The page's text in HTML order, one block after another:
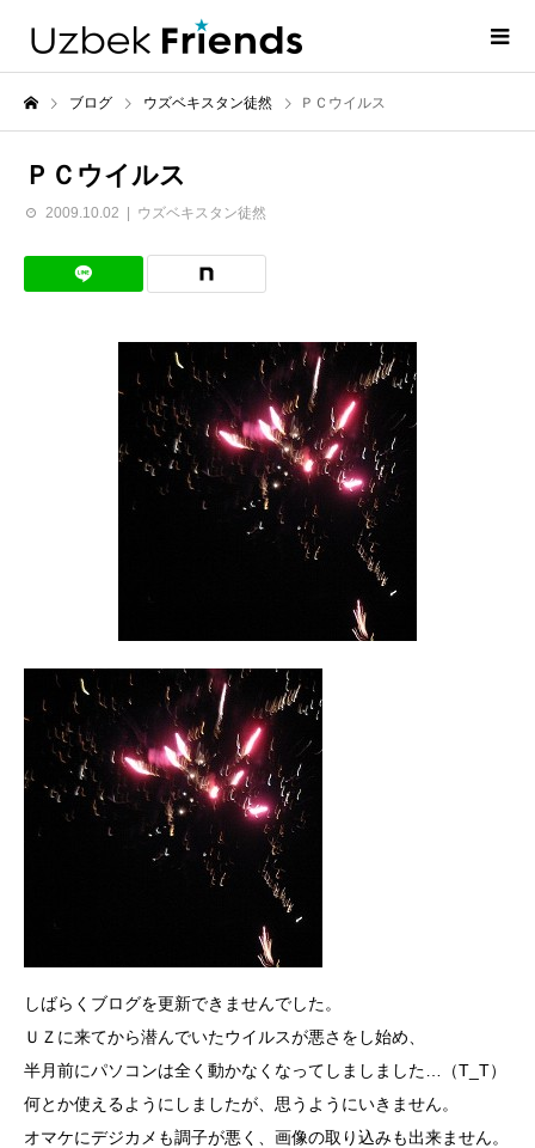
ブログ ウズベキスタン徒然 ＰＣウイルス
ＰＣウイルス
2009.10.02 ウズベキスタン徒然
しばらくブログを更新できませんでした。
ＵＺに来てから潜んでいたウイルスが悪さをし始め、
半月前にパソコンは全く動かなくなってしましました…（T_T）
何とか使えるようにしましたが、思うようにいきません。
オマケにデジカメも調子が悪く、画像の取り込みも出来ません。